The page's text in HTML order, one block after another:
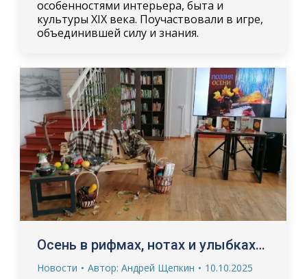
особенностями интерьера, быта и
культуры XIX века. Поучаствовали в игре,
объединившей силу и знания.
Осень в рифмах, нотах и улыбках…
Новости Автор: Андрей Щепкин 10.10.2025